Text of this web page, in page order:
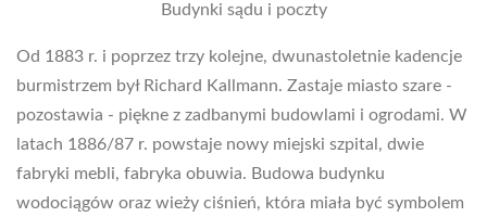
Budynki sądu i poczty
Od 1883 r. i poprzez trzy kolejne, dwunastoletnie kadencje
burmistrzem był Richard Kallmann. Zastaje miasto szare -
pozostawia - piękne z zadbanymi budowlami i ogrodami. W
latach 1886/87 r. powstaje nowy miejski szpital, dwie
fabryki mebli, fabryka obuwia. Budowa budynku
wodociągów oraz wieży ciśnień, która miała być symbolem